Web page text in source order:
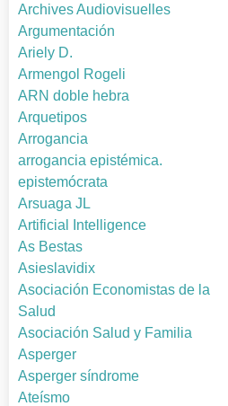
Archives Audiovisuelles
Argumentación
Ariely D.
Armengol Rogeli
ARN doble hebra
Arquetipos
Arrogancia
arrogancia epistémica.
epistemócrata
Arsuaga JL
Artificial Intelligence
As Bestas
Asieslavidix
Asociación Economistas de la
Salud
Asociación Salud y Familia
Asperger
Asperger síndrome
Ateísmo